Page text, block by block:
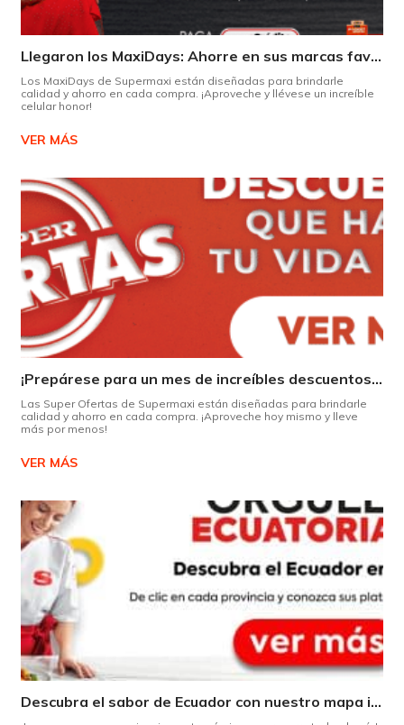
Llegaron los MaxiDays: Ahorre en sus marcas favoritas
Los MaxiDays de Supermaxi están diseñadas para brindarle
calidad y ahorro en cada compra. ¡Aproveche y llévese un increíble
celular honor!
VER MÁS
¡Prepárese para un mes de increíbles descuentos en Supermaxi!
Las Super Ofertas de Supermaxi están diseñadas para brindarle
calidad y ahorro en cada compra. ¡Aproveche hoy mismo y lleve
más por menos!
VER MÁS
Descubra el sabor de Ecuador con nuestro mapa interactivo de recetas